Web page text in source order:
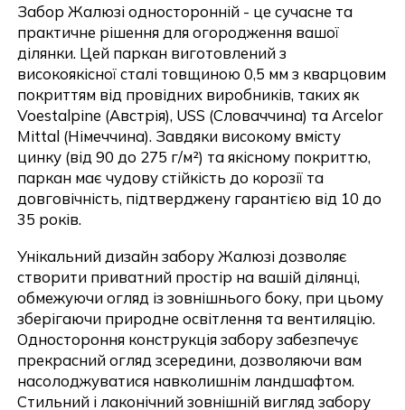
Забор Жалюзі односторонній - це сучасне та
практичне рішення для огородження вашої
ділянки. Цей паркан виготовлений з
високоякісної сталі товщиною 0,5 мм з кварцовим
покриттям від провідних виробників, таких як
Voestalpine (Австрія), USS (Словаччина) та Arcelor
Mittal (Німеччина). Завдяки високому вмісту
цинку (від 90 до 275 г/м²) та якісному покриттю,
паркан має чудову стійкість до корозії та
довговічність, підтверджену гарантією від 10 до
35 років.
Унікальний дизайн забору Жалюзі дозволяє
створити приватний простір на вашій ділянці,
обмежуючи огляд із зовнішнього боку, при цьому
зберігаючи природне освітлення та вентиляцію.
Одностороння конструкція забору забезпечує
прекрасний огляд зсередини, дозволяючи вам
насолоджуватися навколишнім ландшафтом.
Стильний і лаконічний зовнішній вигляд забору